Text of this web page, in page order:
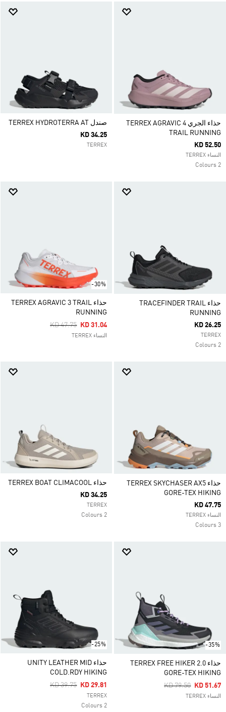
حذاء الجري TERREX AGRAVIC 4
TRAIL RUNNING
KD 52.50
النساء TERREX
2 Colours
صندل TERREX HYDROTERRA AT
KD 34.25
TERREX
حذاء TRACEFINDER TRAIL
RUNNING
KD 26.25
TERREX
2 Colours
-30%
حذاء TERREX AGRAVIC 3 TRAIL
RUNNING
Price Reduced From
KD 47.75ToKD 31.04
النساء TERREX
حذاء TERREX SKYCHASER AX5
GORE-TEX HIKING
KD 47.75
النساء TERREX
3 Colours
حذاء TERREX BOAT CLIMACOOL
KD 34.25
TERREX
2 Colours
-35%
حذاء TERREX FREE HIKER 2.0
GORE-TEX HIKING
Price Reduced
KD 79.50ToKD 51.67
النساء TERREX
-25%
حذاء UNITY LEATHER MID
COLD.RDY HIKING
Price Reduced From
KD 39.75ToKD 29.81
TERREX
2 Colours